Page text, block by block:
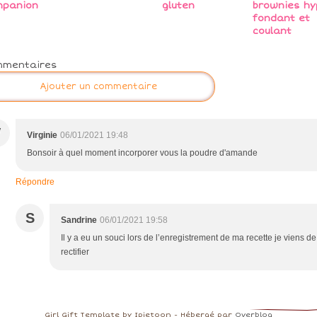
gluten
brownies
fondant et
coulant
Ajouter un commentaire
Virginie 06/01/2021 19:48
Bonsoir à quel moment incorporer vous la poudre d'amande
Répondre
S Sandrine 06/01/2021 19:58
Il y a eu un souci lors de l’enregistrement de ma recette je viens de
rectifier
Girl Gift Template by Ipietoon - Hébergé par Overblog